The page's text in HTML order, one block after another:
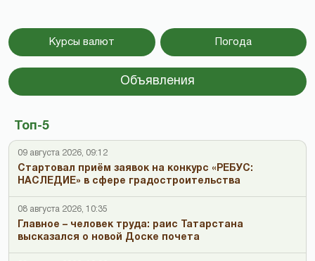
Курсы валют Погода
Объявления
Топ-5
09 августа 2026, 09:12
Стартовал приём заявок на конкурс «РЕБУС:
НАСЛЕДИЕ» в сфере градостроительства
08 августа 2026, 10:35
Главное – человек труда: раис Татарстана
высказался о новой Доске почета